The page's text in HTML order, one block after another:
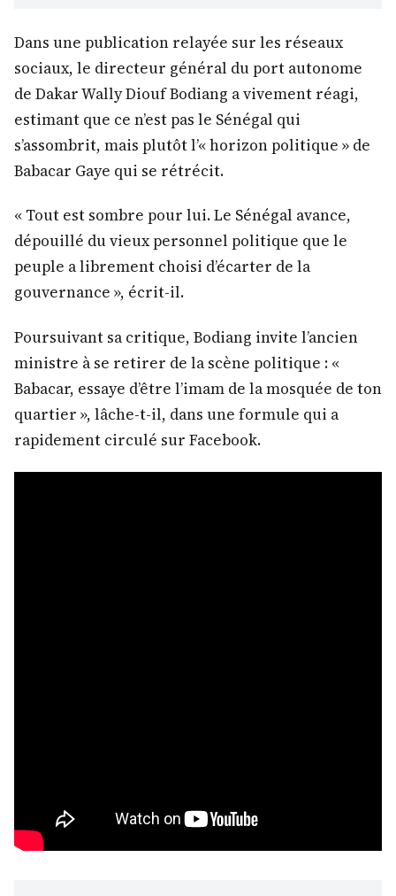
Dans une publication relayée sur les réseaux
sociaux, le directeur général du port autonome
de Dakar Wally Diouf Bodiang a vivement réagi,
estimant que ce n’est pas le Sénégal qui
s’assombrit, mais plutôt l’« horizon politique » de
Babacar Gaye qui se rétrécit.
« Tout est sombre pour lui. Le Sénégal avance,
dépouillé du vieux personnel politique que le
peuple a librement choisi d’écarter de la
gouvernance », écrit-il.
Poursuivant sa critique, Bodiang invite l’ancien
ministre à se retirer de la scène politique : «
Babacar, essaye d’être l’imam de la mosquée de ton
quartier », lâche-t-il, dans une formule qui a
rapidement circulé sur Facebook.